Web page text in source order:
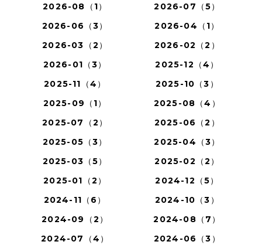
2026-08（1）
2026-07（5）
2026-06（3）
2026-04（1）
2026-03（2）
2026-02（2）
2026-01（3）
2025-12（4）
2025-11（4）
2025-10（3）
2025-09（1）
2025-08（4）
2025-07（2）
2025-06（2）
2025-05（3）
2025-04（3）
2025-03（5）
2025-02（2）
2025-01（2）
2024-12（5）
2024-11（6）
2024-10（3）
2024-09（2）
2024-08（7）
2024-07（4）
2024-06（3）